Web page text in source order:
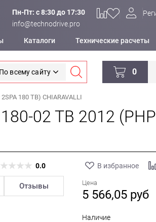
Пн-Пт: c 8:30 до 17:30
info@technodrive.pro
Каталоги Технические расчеты
По всему сайту 0
180 TB) CHIARAVALLI
02 TB 2012
0.0 В избранное
Цена
5 566,05 руб
Наличие
Отзывы